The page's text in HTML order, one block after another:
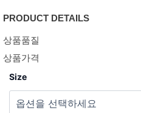
PRODUCT DETAILS
상품품질
상품가격
Size